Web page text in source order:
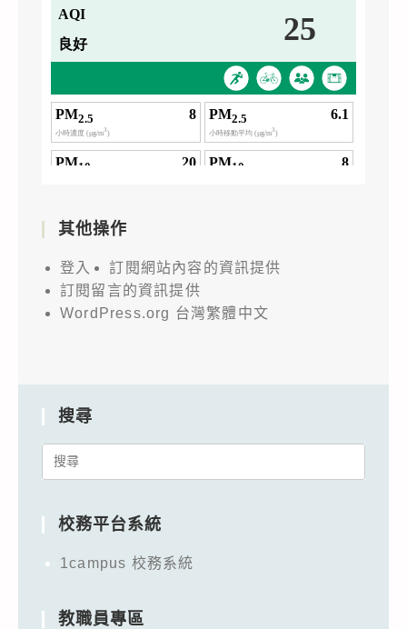
其他操作
登入
訂閱網站內容的資訊提供
訂閱留言的資訊提供
WordPress.org 台灣繁體中文
搜尋
Search
校務平台系統
1campus 校務系統
教職員專區